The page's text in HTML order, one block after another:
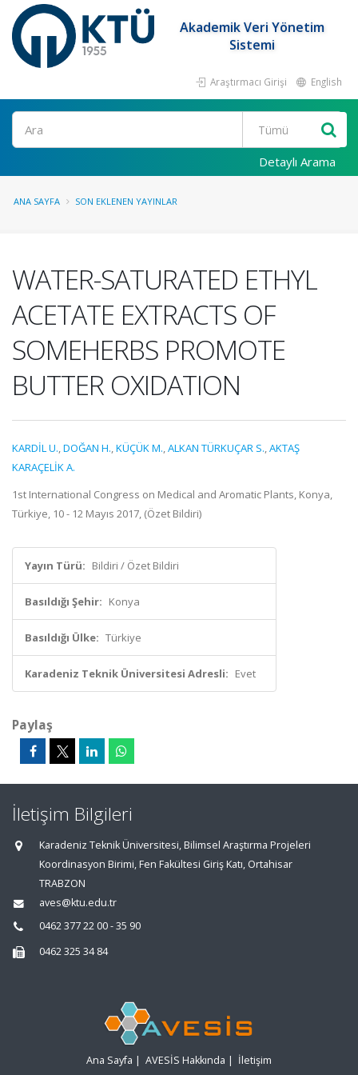
Akademik Veri Yönetim
Sistemi
Araştırmacı Girişi English
Ara
Detaylı Arama
ANA SAYFA SON EKLENEN YAYINLAR
WATER-SATURATED ETHYL
ACETATE EXTRACTS OF
SOMEHERBS PROMOTE
BUTTER OXIDATION
KARDİL U.,DOĞAN H.,KÜÇÜK M.,ALKAN TÜRKUÇAR S.,AKTAŞ
KARAÇELİK A.
1st International Congress on Medical and Aromatic Plants, Konya,
Türkiye, 10 - 12 Mayıs 2017, (Özet Bildiri)
Yayın Türü: Bildiri / Özet Bildiri
Basıldığı Şehir: Konya
Basıldığı Ülke: Türkiye
Karadeniz Teknik Üniversitesi Adresli: Evet
Paylaş
İletişim Bilgileri
Karadeniz Teknik Üniversitesi, Bilimsel Araştırma Projeleri
Koordinasyon Birimi, Fen Fakültesi Giriş Katı, Ortahisar
TRABZON
aves@ktu.edu.tr
0462 377 22 00 - 35 90
0462 325 34 84
Ana Sayfa | AVESİS Hakkında | İletişim